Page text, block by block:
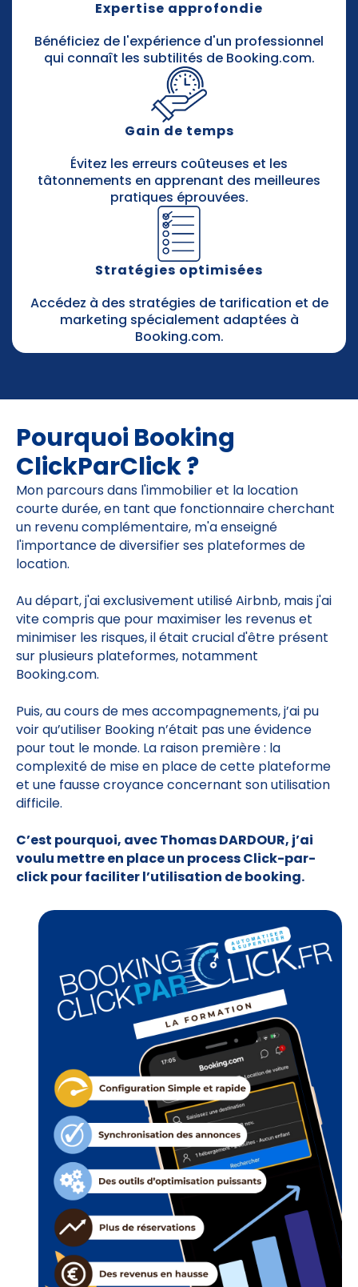
Expertise approfondie
Bénéficiez de l'expérience d'un professionnel
qui connaît les subtilités de Booking.com.
Gain de temps
Évitez les erreurs coûteuses et les
tâtonnements en apprenant des meilleures
pratiques éprouvées.
Stratégies optimisées
Accédez à des stratégies de tarification et de
marketing spécialement adaptées à
Booking.com.
Pourquoi Booking
ClickParClick ?
Mon parcours dans l'immobilier et la location
courte durée, en tant que fonctionnaire cherchant
un revenu complémentaire, m'a enseigné
l'importance de diversifier ses plateformes de
location.
Au départ, j'ai exclusivement utilisé Airbnb, mais j'ai
vite compris que pour maximiser les revenus et
minimiser les risques, il était crucial d'être présent
sur plusieurs plateformes, notamment
Booking.com.
Puis, au cours de mes accompagnements, j’ai pu
voir qu’utiliser Booking n’était pas une évidence
pour tout le monde. La raison première : la
complexité de mise en place de cette plateforme
et une fausse croyance concernant son utilisation
difficile.
C’est pourquoi, avec Thomas DARDOUR, j’ai
voulu mettre en place un process Click-par-
click pour faciliter l’utilisation de booking.